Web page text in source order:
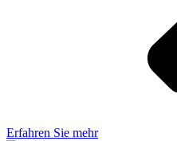
Erfahren Sie mehr